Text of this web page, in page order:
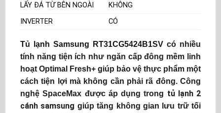
LẤY ĐÁ TỪ BÊN NGOÀI
KHÔNG
INVERTER
CÓ
Tủ lạnh Samsung RT31CG5424B1SV có nhiều
tính năng tiện ích như ngăn cấp đông mềm linh
hoạt Optimal Fresh+ giúp bảo vệ thực phẩm một
cách tiện lợi mà không cần phải rã đông. Công
nghệ SpaceMax được áp dụng trong tủ lạnh 2
cánh samsung giúp tăng không gian lưu trữ tối